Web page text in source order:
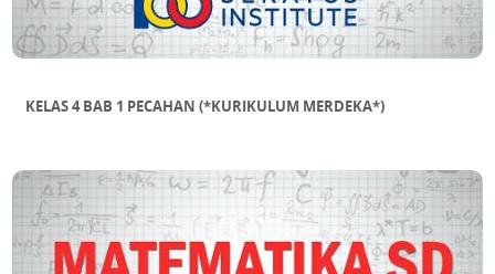
SUB BAB 13 Tabung
SUB BAB 14 Kerucut
SUB BAB 15 Bola
KELAS 4 BAB 1 PECAHAN (*KURIKULUM MERDEKA*)